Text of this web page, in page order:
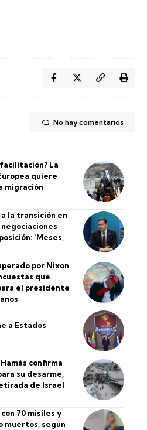
No hay comentarios
La
quiere
migración
la transición en
‘Meses,
por Nixon
que
el presidente
a Estados
confirma
su desarme,
de Israel
70 misiles y
muertos, según